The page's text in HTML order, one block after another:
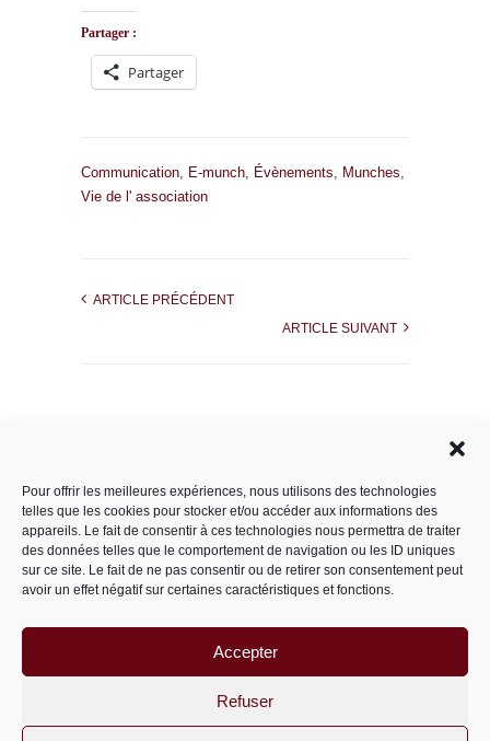
Pour offrir les meilleures expériences, nous utilisons des technologies
telles que les cookies pour stocker et/ou accéder aux informations des
appareils. Le fait de consentir à ces technologies nous permettra de traiter
des données telles que le comportement de navigation ou les ID uniques
sur ce site. Le fait de ne pas consentir ou de retirer son consentement peut
avoir un effet négatif sur certaines caractéristiques et fonctions.
Accepter
Refuser
Partager :
Partager
Communication, E-munch, Évènements, Munches,
Vie de l' association
ARTICLE PRÉCÉDENT
ARTICLE SUIVANT
Catégories